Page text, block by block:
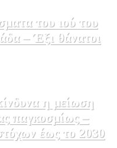
του ιού του
– Έξι θάνατοι
η μείωση
παγκοσμίως –
έως το 2030